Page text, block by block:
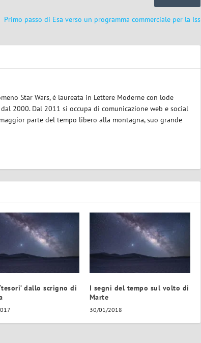
Primo passo di Esa verso un programma commerciale per la Iss
Star Wars, è laureata in Lettere Moderne con lode
2000. Dal 2011 si occupa di comunicazione web e social
parte del tempo libero alla montagna, suo grande
dallo scrigno di
I segni del tempo sul volto di
Marte
30/01/2018